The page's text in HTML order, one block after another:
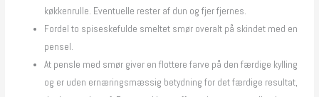
køkkenrulle. Eventuelle rester af dun og fjer fjernes.
Fordel to spiseskefulde smeltet smør overalt på skindet med en
pensel.
At pensle med smør giver en flottere farve på den færdige kylling
og er uden ernæringsmæssig betydning for det færdige resultat,